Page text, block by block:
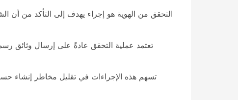
التحقق من الهوية هو إجراء يهدف إلى التأكد من أن
تعتمد عملية التحقق عادةً على إرسال وثائق
تسهم هذه الإجراءات في تقليل مخاطر إنشاء